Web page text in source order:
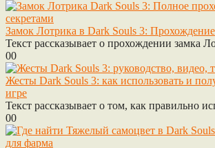
Замок Лотрика в Dark Souls 3: Прохождение
Текст рассказывает о прохождении замка
00
Жесты Dark Souls 3: как использовать и
игре
Текст рассказывает о том, как правильно
00